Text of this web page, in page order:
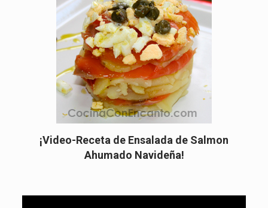
¡Video-Receta de Ensalada de Salmon
Ahumado Navideña!